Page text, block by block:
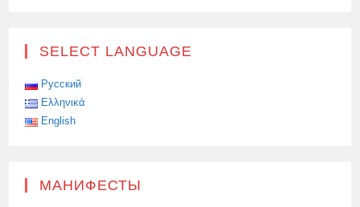
SELECT LANGUAGE
Русский
Ελληνικά
English
МАНИФЕСТЫ